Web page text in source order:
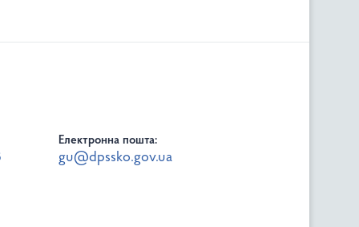
Електронна пошта:
gu@dpssko.gov.ua